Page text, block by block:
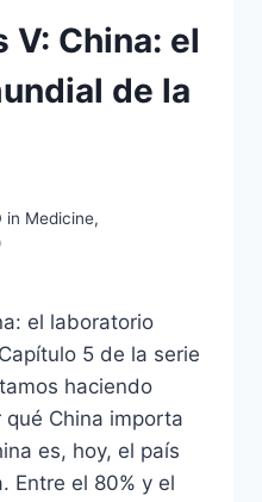
V: China: el
de la
in Medicine,
el laboratorio
5 de la serie
haciendo
qué China importa
es, hoy, el país
Entre el 80% y el